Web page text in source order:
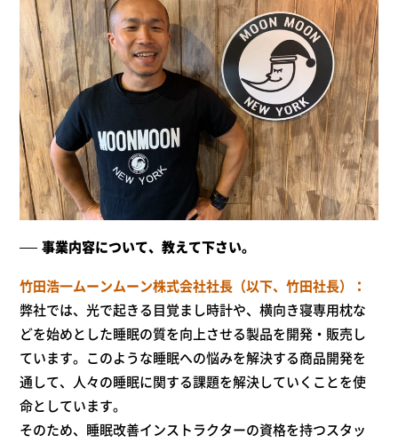
事業内容について、教えて下さい。
竹田浩一ムーンムーン株式会社社長（以下、竹田社長）
弊社では、光で起きる目覚まし時計や、横向き寝専用枕な
どを始めとした睡眠の質を向上させる製品を開発・販売し
ています。このような睡眠への悩みを解決する商品開発を
通して、人々の睡眠に関する課題を解決していくことを使
命としています。
そのため、睡眠改善インストラクターの資格を持つスタッ